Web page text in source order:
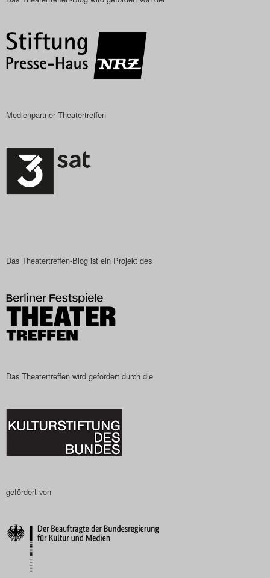
Nutzungsbedingungen
Search
Medienpartner Theatertreffen
Das Theatertreffen-Blog ist ein Projekt des
Das Theatertreffen wird gefördert durch die
gefördert von